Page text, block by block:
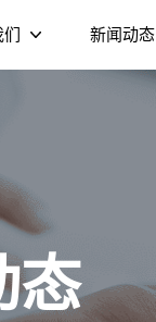
AV1 电视棒
3.1 线缆调制解调
器（NEE011）
发展
化
誉
新闻动态
态